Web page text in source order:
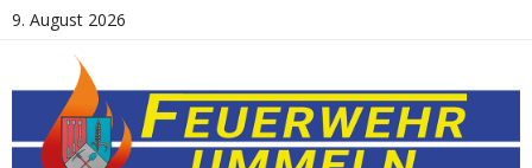
9. August 2026